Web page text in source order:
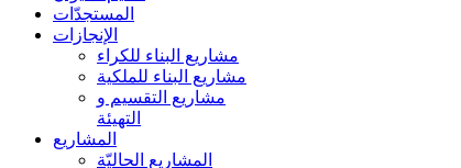
المستجدّات
الإنجازات
مشاريع البناء للكراء
مشاريع البناء للملكية
مشاريع التقسيم و
التهيئة
المشاريع
المشاريع الحاليّة